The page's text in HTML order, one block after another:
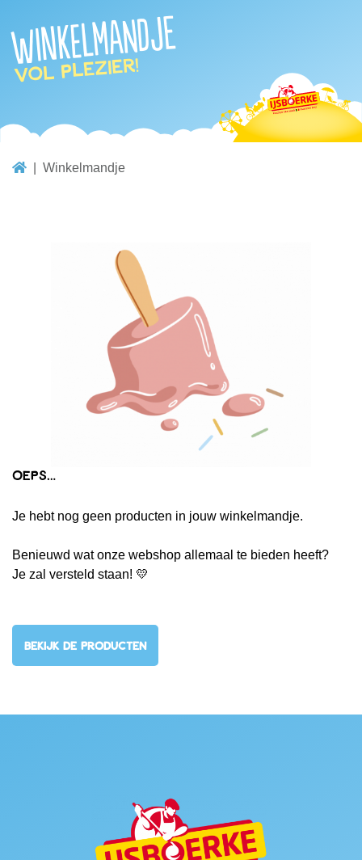
Winkelmandje
vol plezier!
Winkelmandje
Oeps…
Je hebt nog geen producten in jouw winkelmandje.
Benieuwd wat onze webshop allemaal te bieden heeft?
Je zal versteld staan! 💛
BEKIJK DE PRODUCTEN